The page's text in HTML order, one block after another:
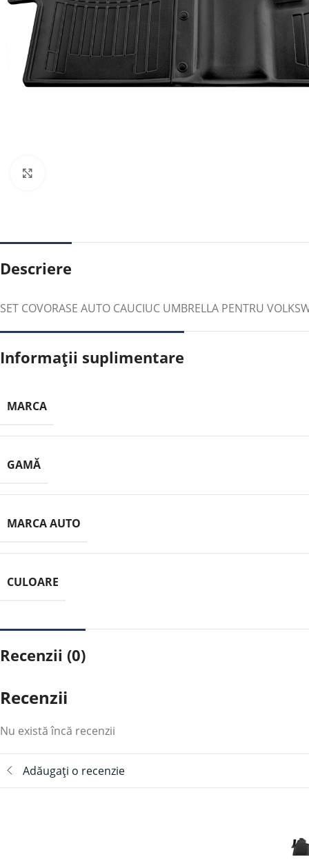
Descriere
SET COVORASE AUTO CAUCIUC UMBRELLA PENTRU
Informații suplimentare
MARCA
GAMĂ
MARCA AUTO
CULOARE
Recenzii (0)
Recenzii
Nu există încă recenzii
Adăugați o recenzie